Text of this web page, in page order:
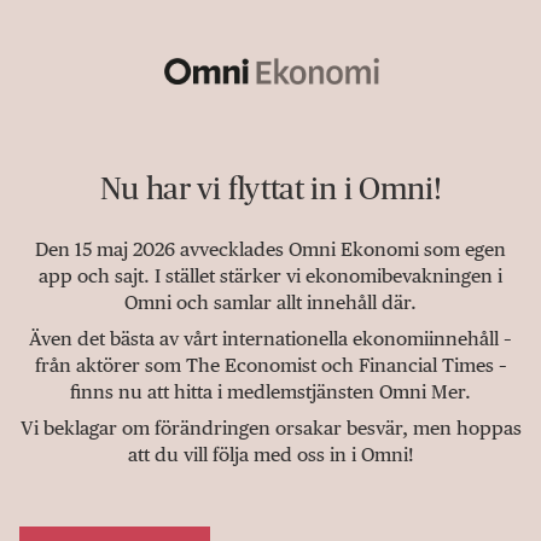
Nu har vi flyttat in i Omni!
Den 15 maj 2026 avvecklades Omni Ekonomi som egen
app och sajt. I stället stärker vi ekonomibevakningen i
Omni och samlar allt innehåll där.
Även det bästa av vårt internationella ekonomiinnehåll –
från aktörer som The Economist och Financial Times –
finns nu att hitta i medlemstjänsten Omni Mer.
Vi beklagar om förändringen orsakar besvär, men hoppas
att du vill följa med oss in i Omni!